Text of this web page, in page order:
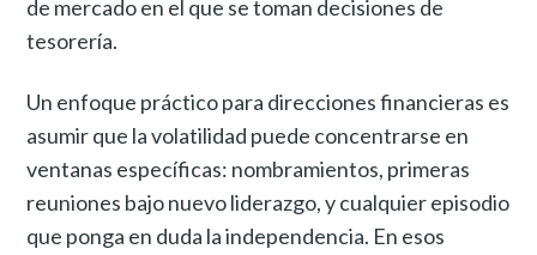
de mercado en el que se toman decisiones de
tesorería.
Un enfoque práctico para direcciones financieras es
asumir que la volatilidad puede concentrarse en
ventanas específicas: nombramientos, primeras
reuniones bajo nuevo liderazgo, y cualquier episodio
que ponga en duda la independencia. En esos